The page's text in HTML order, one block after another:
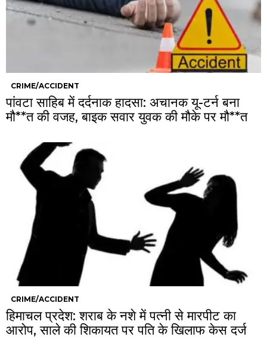
CRIME/ACCIDENT
पांवटा साहिब में दर्दनाक हादसा: अचानक यू-टर्न बना
मौ**त की वजह, बाइक सवार युवक की मौके पर मौ**त
CRIME/ACCIDENT
हिमाचल प्रदेश: शराब के नशे में पत्नी से मारपीट का
आरोप, साले की शिकायत पर पति के खिलाफ केस दर्ज